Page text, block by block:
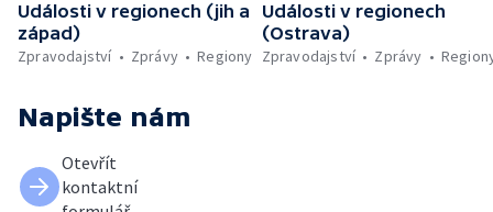
Události v regionech (jih a
západ)
Zpravodajství
Zprávy Regiony
Události v regionech
(Ostrava)
Zpravodajství
Zprávy
Napište nám
Otevřít
kontaktní